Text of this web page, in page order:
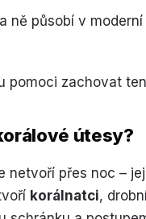
ně působí v moderní
pomoci zachovat
útesy?
netvoří přes noc –
korálnatci,